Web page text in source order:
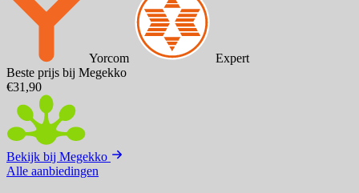
Yorcom
Expert
Beste prijs bij Megekko
€31,90
Bekijk bij Megekko
Alle aanbiedingen